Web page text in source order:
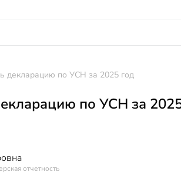
декларацию по УСН за 2025 год
по УСН за
отчетность